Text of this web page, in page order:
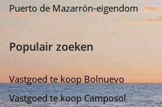
Puerto de Mazarrón-eigendom
Populair zoeken
Vastgoed te koop Bolnuevo
Vastgoed te koop Camposol